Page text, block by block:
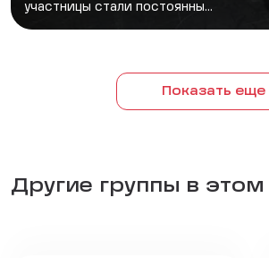
участницы стали постоянны...
Показать еще
Другие группы в этом